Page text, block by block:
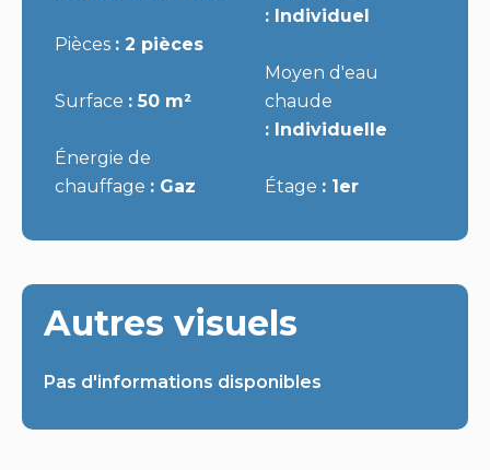
Pièces 2 pièces
Surface 50 m²
Énergie de
chauffage
Gaz
Individuel
Moyen d'eau
chaude
Individuelle
Étage 1er
Autres visuels
Pas d'informations disponibles